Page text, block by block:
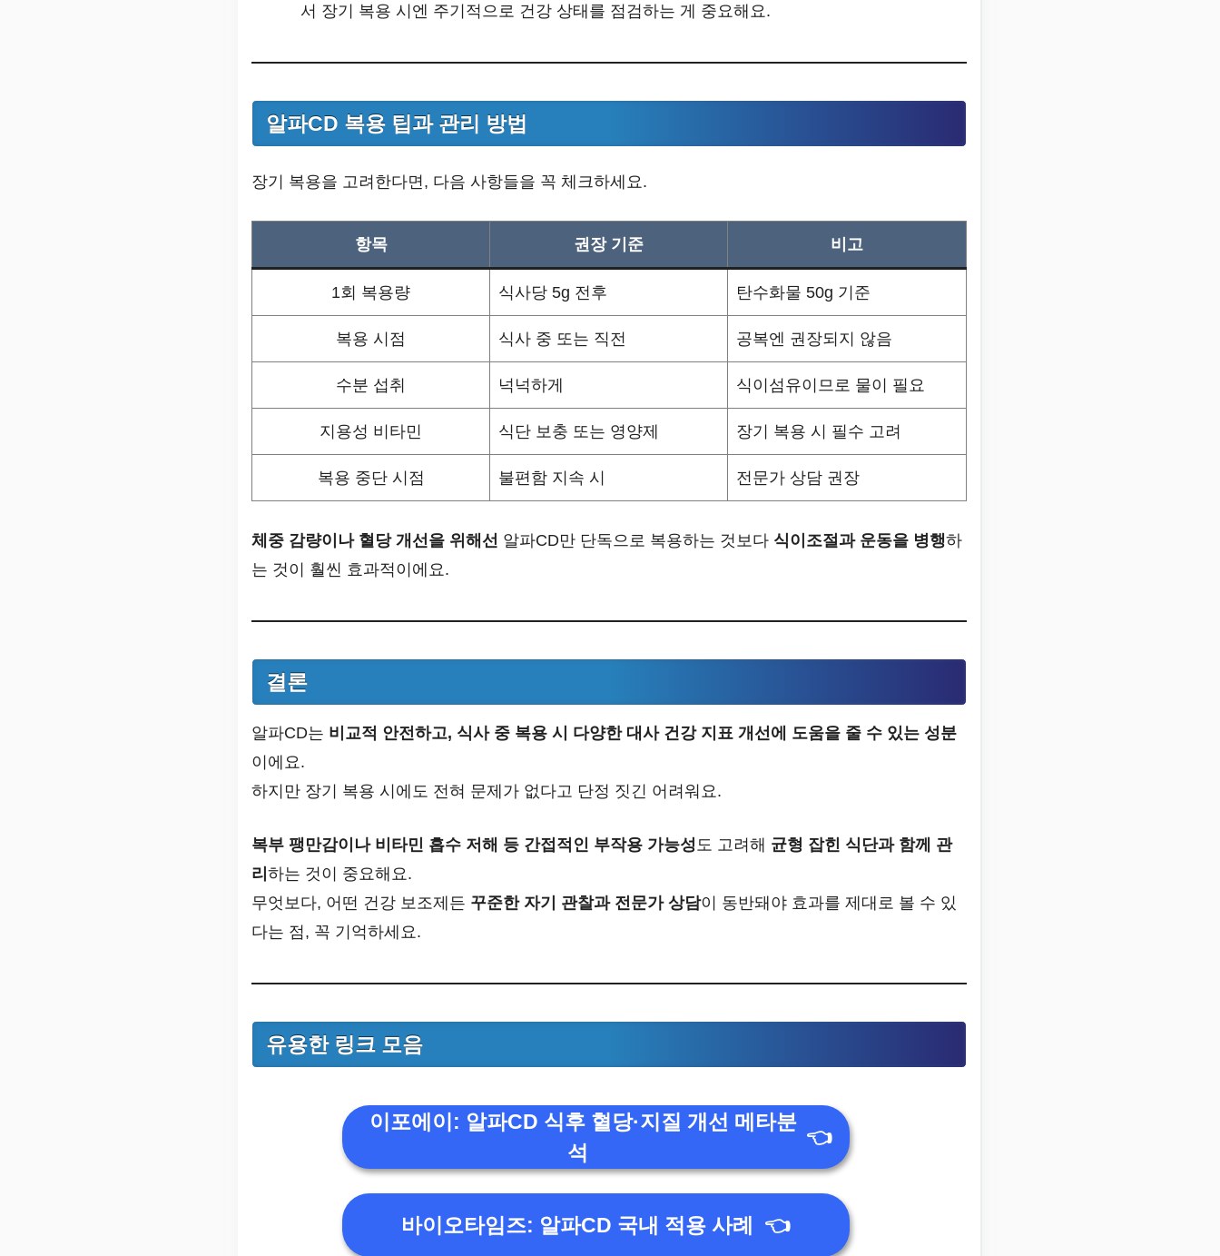
서 장기 복용 시엔 주기적으로 건강 상태를 점검하는 게 중요해요.
알파CD 복용 팁과 관리 방법
장기 복용을 고려한다면, 다음 사항들을 꼭 체크하세요.
항목 권장 기준 비고
1회 복용량 식사당 5g 전후 탄수화물 50g 기준
복용 시점 식사 중 또는 직전 공복엔 권장되지 않음
수분 섭취 넉넉하게 식이섬유이므로 물이 필요
지용성 비타민 식단 보충 또는 영양제 장기 복용 시 필수 고려
복용 중단 시점 불편함 지속 시 전문가 상담 권장
체중 감량이나 혈당 개선을 위해선 알파CD만 단독으로 복용하는 것보다 식이조절과 운동을 병행하
는 것이 훨씬 효과적이에요.
결론
알파CD는 비교적 안전하고, 식사 중 복용 시 다양한 대사 건강 지표 개선에 도움을 줄 수 있는 성분
이에요.
하지만 장기 복용 시에도 전혀 문제가 없다고 단정 짓긴 어려워요.
복부 팽만감이나 비타민 흡수 저해 등 간접적인 부작용 가능성 도 고려해 균형 잡힌 식단과 함께 관
리 하는 것이 중요해요.
무엇보다, 어떤 건강 보조제든 꾸준한 자기 관찰과 전문가 상담이 동반돼야 효과를 제대로 볼 수 있
다는 점, 꼭 기억하세요.
유용한 링크 모음
이포에이: 알파CD 식후 혈당·지질 개선 메타분
석
👈
바이오타임즈: 알파CD 국내 적용 사례 👈